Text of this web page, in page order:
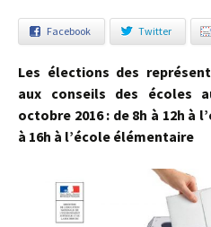
Facebook Twitter
Les élections des
aux conseils des écoles
octobre 2016 : de 8h à 12h à
à 16h à l’école élémentaire